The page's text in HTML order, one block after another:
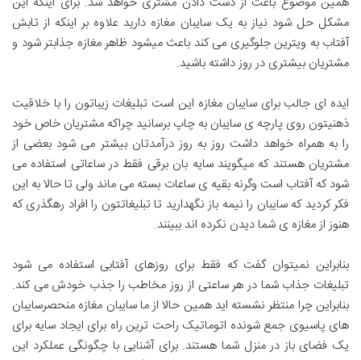
مشکل حل شود نیاز به یک سایبان مغازه دارید علاوه بر اینکه از تابش
آفتاب به ویترین جلوگیری می کند باعث میشود ظاهر مغازه جذابتر شود و
مشتریان بیشتری در روز داشته باشید.
ایده ای جالب برای سایبان مغازه این است تبلیغات زیباتون را با خلاقیت
ذهنیتون روی پارچه ی سایبان به چاپ برسانید چراکه مشتریان خاص خود
را به همراه خواهد داشت روز به روز درآمدتان بیشتر می شود بعضی از
مشتریان هستند که میگویند سایه بان برقی فقط در ساعاتی استفاده می
شود که آفتاب است وگرنه بقیه ی ساعات بسته می ماند ولی تا حالا به این
فکر کردید که سایبان را نیمه باز نگهدارید تا تبلیغاتتون را افراد رهگذری که
هنوز از مغازه ی شما دیدن نکرده اند ببینند.
بنابراین نمیتوان گفت که فقط برای روزهای آفتابی استفاده می شود
تبلیغات جذاب شما در هر ساعتی از روز مخاطب را جذب خودش می کند.
بنابراین چرا منتظر نشسته اید همین حالا از ما سایبان مغازه منحصرسایبان
های پاسیوی جمع شونده اتوماتیک راحت ترین راه برای ایجاد سایه برای
یک فضای باز در منزل شما هستند. برای آشنایی با چگونگی عملکرد این